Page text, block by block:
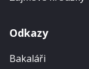
Odkazy
Bakaláři